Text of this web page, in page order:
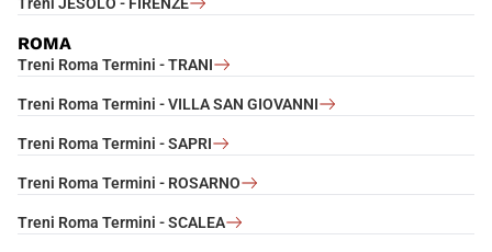
ROMA
Treni Roma Termini - TRANI
Treni Roma Termini - VILLA SAN GIOVANNI
Treni Roma Termini - SAPRI
Treni Roma Termini - ROSARNO
Treni Roma Termini - SCALEA